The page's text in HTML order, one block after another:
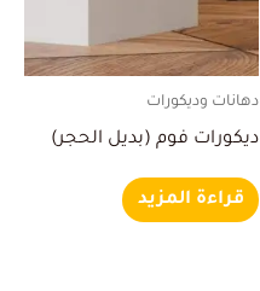
دهانات وديكورات
ديكورات فوم (بديل الحجر)
قراءة المزيد